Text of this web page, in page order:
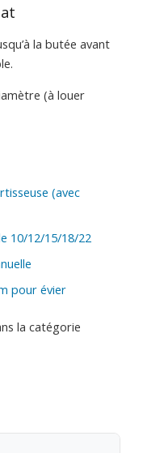
la butée avant
(à louer
(avec
10/12/15/18/22
pour évier
la catégorie